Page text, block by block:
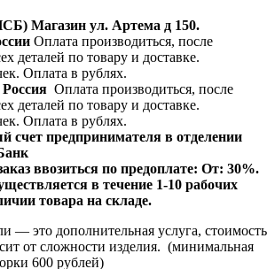
Магазин ул. Артема д 150.
Оплата производиться, после
деталей по товару и доставке.
Оплата в рублях.
Оплата производиться, после
деталей по товару и доставке.
Оплата в рублях.
счет предпринимателя в отделении
ввозиться по предоплате: От: 30%.
в течение 1-10 рабочих
товара на складе.
— это дополнительная услуга, стоимость
от сложности изделия. (минимальная
600 рублей)